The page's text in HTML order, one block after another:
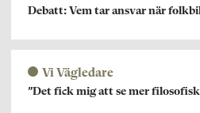
Debatt: Vem tar ansvar när
Vi Vägledare
”Det fick mig att se mer